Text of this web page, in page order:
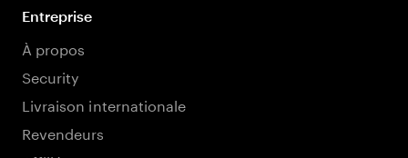
Entreprise
À propos
Security
Livraison internationale
Revendeurs